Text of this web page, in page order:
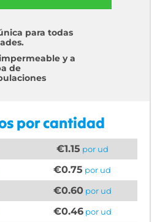
para todas
y a
de
por cantidad
€1.15 por ud
€0.75 por ud
€0.60por ud
€0.46por ud